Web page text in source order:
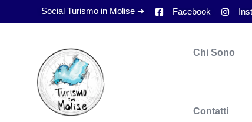
Social Turismo in Molise ➜ Facebook
Chi Sono
Contatti